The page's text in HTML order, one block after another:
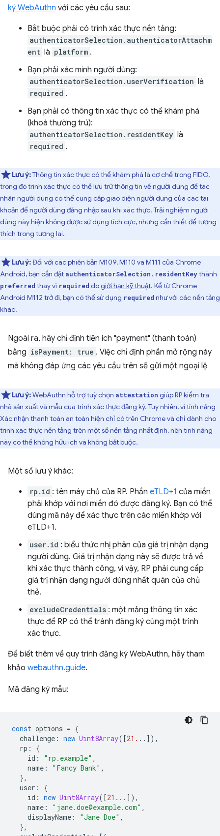
ký WebAuthn với các yêu cầu sau:
Bắt buộc phải có trình xác thực nền tảng:
authenticatorSelection.authenticatorAttachm
ent là platform .
Bạn phải xác minh người dùng:
authenticatorSelection.userVerification là
required .
Bạn phải có thông tin xác thực có thể khám phá
(khoá thường trú):
authenticatorSelection.residentKey là
required .
Lưu ý:Thông tin xác thực có thể khám phá là cơ chế trong FIDO,
trong đó trình xác thực có thể lưu trữ thông tin về người dùng để tác
nhân người dùng có thể cung cấp giao diện người dùng của các tài
khoản để người dùng đăng nhập sau khi xác thực. Trải nghiệm người
dùng này hiện không được sử dụng tích cực, nhưng cần thiết để tương
thích trong tương lai.
Lưu ý:Đối với các phiên bản M109, M110 và M111 của Chrome
Android, bạn cần đặt authenticatorSelection.residentKeythành
preferred thay vì required dogiới hạn kỹ thuật. Kể từ Chrome
Android M112 trở đi, bạn có thể sử dụng required như với các nền tảng
khác.
Ngoài ra, hãy chỉ định tiện ích "payment" (thanh toán)
bằng isPayment: true . Việc chỉ định phần mở rộng này
mà không đáp ứng các yêu cầu trên sẽ gửi một ngoại lệ
Lưu ý:WebAuthn hỗ trợ tuỳ chọn attestation giúp RP kiểm tra
nhà sản xuất và mẫu của trình xác thực đăng ký. Tuy nhiên, vì tính năng
Xác nhận thanh toán an toàn hiện chỉ có trên Chrome và chỉ dành cho
trình xác thực nền tảng trên một số nền tảng nhất định, nên tính năng
này có thể không hữu ích và không bắt buộc.
Một số lưu ý khác:
rp.id : tên máy chủ của RP. Phần eTLD+1 của miền
phải khớp với nơi miền đó được đăng ký. Bạn có thể
dùng mã này để xác thực trên các miền khớp với
eTLD+1.
user.id : biểu thức nhị phân của giá trị nhận dạng
người dùng. Giá trị nhận dạng này sẽ được trả về
khi xác thực thành công, vì vậy, RP phải cung cấp
giá trị nhận dạng người dùng nhất quán của chủ
thẻ.
excludeCredentials : một mảng thông tin xác
thực để RP có thể tránh đăng ký cùng một trình
xác thực.
Để biết thêm về quy trình đăng ký WebAuthn, hãy tham
khảo webauthn.guide.
Mã đăng ký mẫu:
const options = {
challenge : new Uint8Array([21. ..]),
rp :
{
id : "rp.example" ,
name : "Fancy Bank" ,
},
user :
{
id : new Uint8Array([21. ..]),
name : "jane.doe@example.com" ,
displayName : "Jane Doe" ,
},